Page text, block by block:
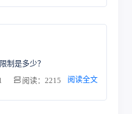
制是多少？
阅读：2215 阅读全文